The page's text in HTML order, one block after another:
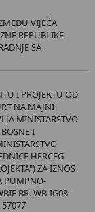
VIJEĆA
REPUBLIKE
SA
I PROJEKTU OD
NA MAJNI
MINISTARSTVO
I
HERCEG
ZA IZNOS
PUMPNO-
BR. WB-IG08-
57077